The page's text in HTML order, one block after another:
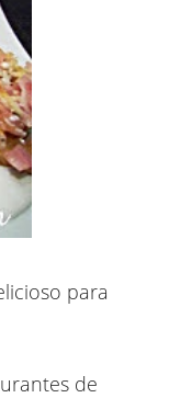
para
de